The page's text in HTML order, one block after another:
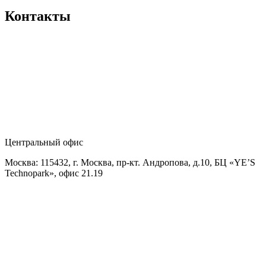
Контакты
Центральный офис
Москва: 115432, г. Москва, пр-кт. Андропова, д.10, БЦ «YE’S
Technopark», офис 21.19